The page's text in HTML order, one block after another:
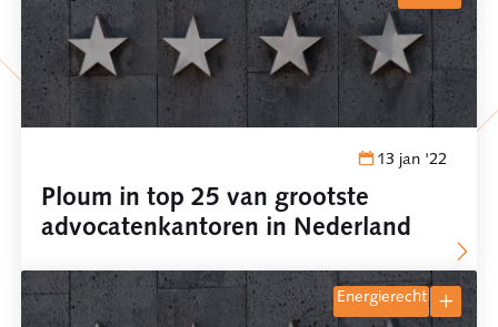
13 jan '22
Ploum in top 25 van grootste
advocatenkantoren in Nederland
energierecht